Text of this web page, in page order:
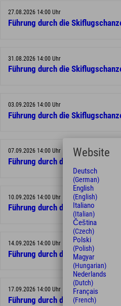
27.08.2026 14:00 Uhr
Führung durch die
31.08.2026 14:00 Uhr
Führung durch die
03.09.2026 14:00 Uhr
Führung durch die
07.09.2026 14:00 Uhr
Führung durch die
10.09.2026 14:00 Uhr
Führung durch die
14.09.2026 14:00 Uhr
Führung durch die
17.09.2026 14:00 Uhr
Führung durch die
Website
Deutsch
(German)
English
(English)
Italiano
(Italian)
Čeština
(Czech)
Polski
(Polish)
Magyar
(Hungarian)
Nederlands
(Dutch)
Français
(French)